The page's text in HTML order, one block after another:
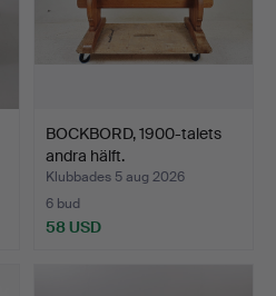
BOCKBORD, 1900-talets
andra hälft.
Klubbades 5 aug 2026
6 bud
58 USD